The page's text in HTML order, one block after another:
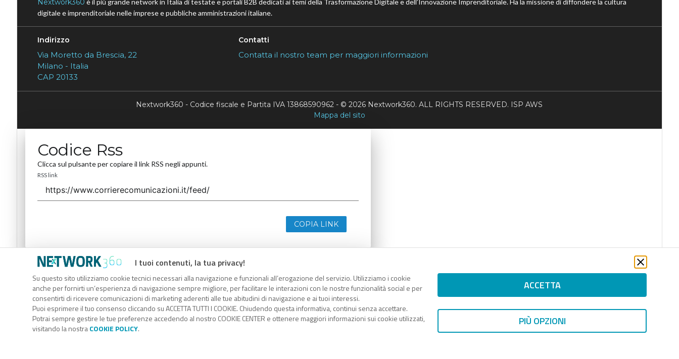
I tuoi contenuti, la tua privacy!
Su questo sito utilizziamo cookie tecnici necessari alla navigazione e funzionali all’erogazione del servizio. Utilizziamo i cookie
anche per fornirti un’esperienza di navigazione sempre migliore, per facilitare le interazioni con le nostre funzionalità social e per
consentirti di ricevere comunicazioni di marketing aderenti alle tue abitudini di navigazione e ai tuoi interessi.
Puoi esprimere il tuo consenso cliccando su ACCETTA TUTTI I COOKIE. Chiudendo questa informativa, continui senza accettare.
Potrai sempre gestire le tue preferenze accedendo al nostro COOKIE CENTER e ottenere maggiori informazioni sui cookie utilizzati,
visitando la nostraCOOKIE POLICY.
ACCETTA
PIÙ OPZIONI
Nextwork360
digitale e imprenditoriale nelle imprese e pubbliche amministrazioni italiane.
Indirizzo
Via Moretto da Brescia, 22
Milano - Italia
CAP 20133
Contatti
Contatta il nostro team per maggiori informazioni
Nextwork360 - Codice fiscale e Partita IVA 13868590962 - © 2026 Nextwork360. ALL RIGHTS RESERVED. ISP AWS
Mappa del sito
Codice Rss
Clicca sul pulsante per copiare il link RSS negli appunti.
RSS link
COPIA LINK
Codice Rss
Clicca sul pulsante per copiare il link RSS negli appunti.
RSS link